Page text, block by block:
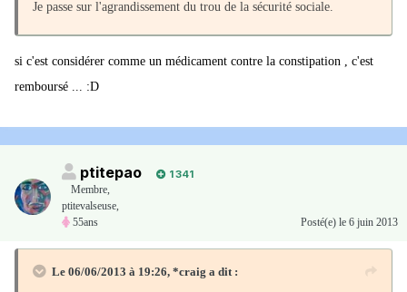
Je passe sur l'agrandissement du trou de la sécurité sociale.
si c'est considérer comme un médicament contre la constipation , c'est
remboursé ... :D
ptitepao
1 341
Membre
ptitevalseuse,
55ans
Posté(e) le 6 juin 2013
Le 06/06/2013 à 19:26, *craig a dit :